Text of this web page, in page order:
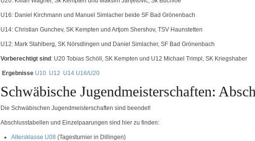
U16: Daniel Kirchmann und Manuel Simlacher beide SF Bad Grönenbach
U14: Christian Gunchev, SK Kempten und Artjom Shershov, TSV Haunstetten
U12: Mark Stahlberg, SK Nörsdlingen und Daniel Simlacher, SF Bad Grönenbach
Vorberechtigt sind : U20 Tobias Schöll, SK Kempten und U12 Michael Trimpl, SK Kriegshaber
Ergebnisse U10 U12 U14 U16/U20
Schwäbische Jugendmeisterschaften:
Die Schwäbischen Jugendmeisterschaften sind beendet!
Abschlusstabellen und Einzelpaarungen sind hier zu finden:
Altersklasse U08 (Tagesturnier in Dillingen)